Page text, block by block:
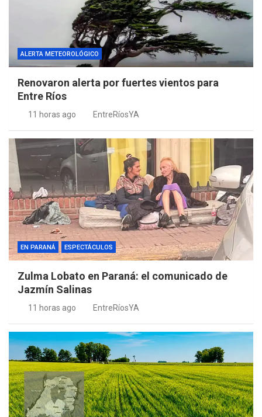
ALERTA METEOROLÓGICO
Renovaron alerta por fuertes vientos para
Entre Ríos
11 horas ago EntreRíosYA
EN PARANÁ ESPECTÁCULOS
Zulma Lobato en Paraná: el comunicado de
Jazmín Salinas
11 horas ago EntreRíosYA